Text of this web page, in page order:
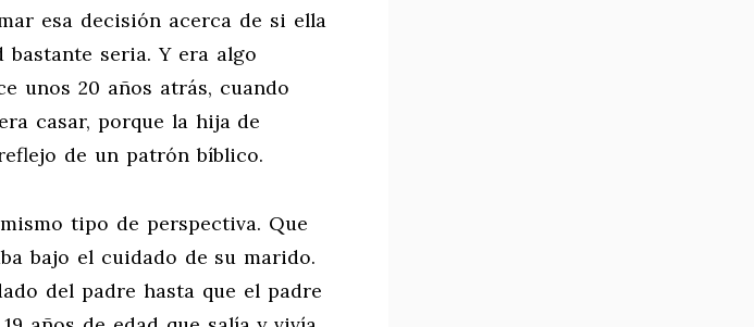
esa decisión acerca de si ella
bastante seria. Y era algo
unos 20 años atrás, cuando
casar, porque la hija de
de un patrón bíblico.
tipo de perspectiva. Que
bajo el cuidado de su marido.
del padre hasta que el padre